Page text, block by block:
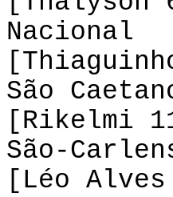
São
[Rikelmi
São-
[Léo